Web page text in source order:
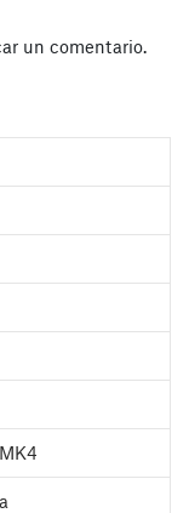
un comentario.